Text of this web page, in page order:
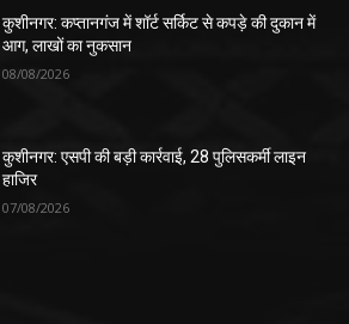
कुशीनगर: कप्तानगंज में शॉर्ट सर्किट से कपड़े की दुकान में
आग, लाखों का नुकसान
08/08/2026
कुशीनगर: एसपी की बड़ी कार्रवाई, 28 पुलिसकर्मी लाइन
हाजिर
07/08/2026